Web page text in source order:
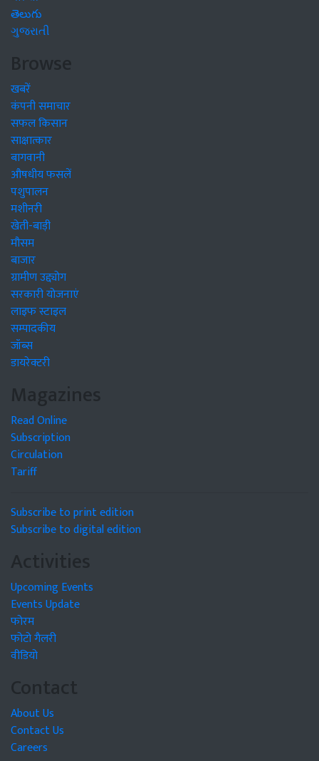
తెలుగు
ગુજરાતી
Browse
खबरें
कंपनी समाचार
सफल किसान
साक्षात्कार
बागवानी
औषधीय फसलें
पशुपालन
मशीनरी
खेती-बाड़ी
मौसम
बाजार
ग्रामीण उद्द्योग
सरकारी योजनाएं
लाइफ स्टाइल
सम्पादकीय
जॉब्स
डायरेक्टरी
Magazines
Read Online
Subscription
Circulation
Tariff
Subscribe to print edition
Subscribe to digital edition
Activities
Upcoming Events
Events Update
फोरम
फोटो गैलरी
वीडियो
Contact
About Us
Contact Us
Careers